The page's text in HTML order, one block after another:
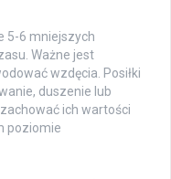
5-6 mniejszych
Ważne jest
wzdęcia. Posiłki
duszenie lub
ich wartości
poziomie